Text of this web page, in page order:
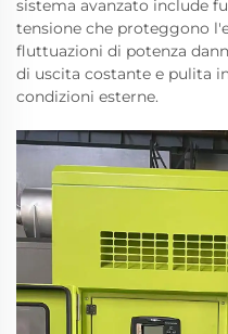
sistema avanzato include
tensione che proteggono
fluttuazioni di potenza
di uscita costante e pulita
condizioni esterne.